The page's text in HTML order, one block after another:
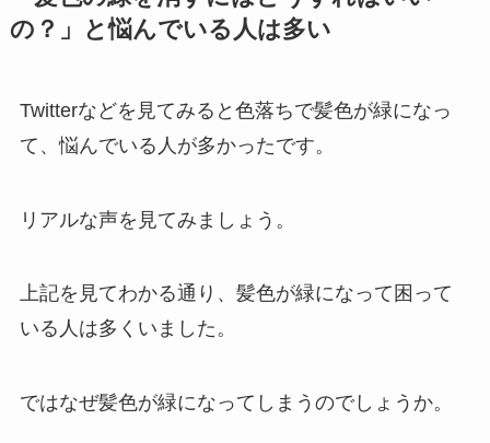
の？」と悩んでいる人は多い
Twitterなどを見てみると色落ちで髪色が緑になっ
て、悩んでいる人が多かったです。
リアルな声を見てみましょう。
上記を見てわかる通り、髪色が緑になって困って
いる人は多くいました。
ではなぜ髪色が緑になってしまうのでしょうか。